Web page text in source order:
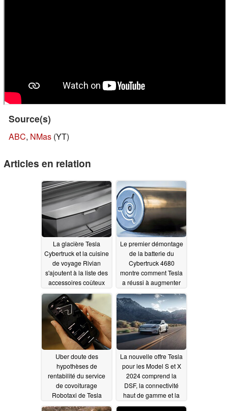
Source(s)
ABC, NMas (YT)
Articles en relation
La glacière Tesla
Cybertruck et la cuisine
de voyage Rivian
s'ajoutent à la liste des
accessoires coûteux
pour les voyages d'été
08/16/2024
Le premier démontage
de la batterie du
Cybertruck 4680
montre comment Tesla
a réussi à augmenter
sa densité énergétique
08/15/2024
Uber doute des
hypothèses de
rentabilité du service
de covoiturage
Robotaxi de Tesla
08/12/2024
La nouvelle offre Tesla
pour les Model S et X
2024 comprend la
DSF, la connectivité
haut de gamme et la
supercharge pour 36